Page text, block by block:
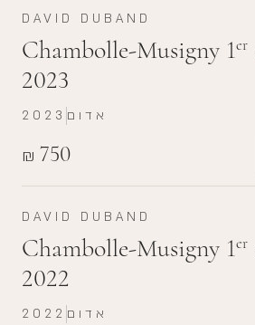
DAVID DUBAND
Chambolle-Musigny 1er
2023
₪ 750
2023 אדום
DAVID DUBAND
Chambolle-Musigny 1er
2022
2022 אדום